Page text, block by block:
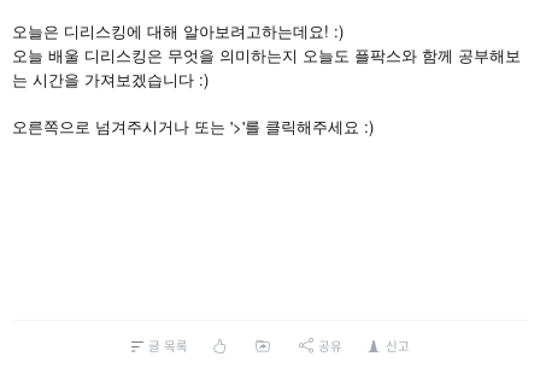
오늘은 디리스킹에 대해 알아보려고하는데요! :)
오늘 배울 디리스킹은 무엇을 의미하는지 오늘도 플팍스와 함께 공부해보
는 시간을 가져보겠습니다 :)
오른쪽으로 넘겨주시거나 또는 '>'를 클릭해주세요 :)
글 목록 공유 신고